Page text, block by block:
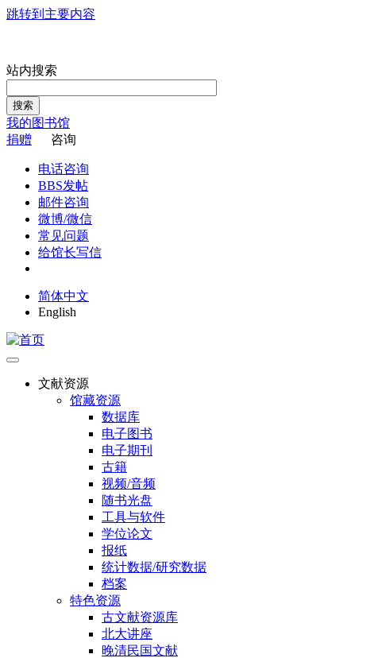
跳转到主要内容
站内搜索
搜索
我的图书馆
捐赠
咨询
电话咨询
BBS发帖
邮件咨询
微博/微信
常见问题
给馆长写信
简体中文
English
文献资源
馆藏资源
数据库
电子图书
电子期刊
古籍
视频/音频
随书光盘
工具与软件
学位论文
报纸
统计数据/研究数据
档案
特色资源
古文献资源库
北大讲座
晚清民国文献